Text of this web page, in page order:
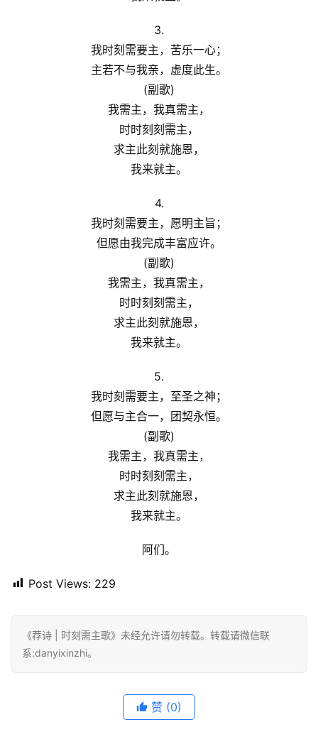
3.
我时刻需要主，苦乐一心；
主若不与我亲，虚度此生。
(副歌)
我需主，我真需主，
时时刻刻需主，
求主此刻就施恩，
我来就主。
4.
我时刻需要主，愿明主旨；
但愿由我完成丰富应许。
(副歌)
我需主，我真需主，
时时刻刻需主，
求主此刻就施恩，
我来就主。
5.
我时刻需要主，至圣之神；
但愿与主合一，团契永恒。
(副歌)
我需主，我真需主，
时时刻刻需主，
求主此刻就施恩，
我来就主。
阿们。
Post Views: 229
《荐诗 | 时刻需主歌》未经允许请勿转载。转载请微信联
系:danyixinzhi。
赞 (0)